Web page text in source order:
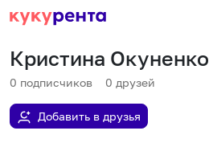
Кристина Окуненко
0 подписчиков 0 друзей
Добавить в друзья